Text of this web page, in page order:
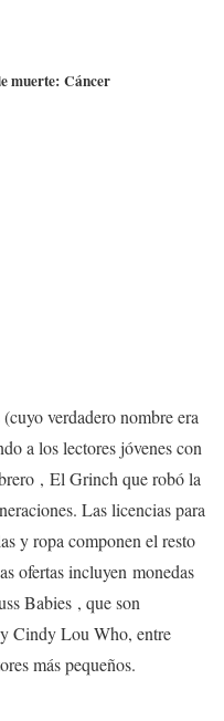
muerte: Cáncer
verdadero nombre era
a los lectores jóvenes con
, El Grinch que robó la
Las licencias para
y ropa componen el resto
ofertas incluyen monedas
Babies , que son
Cindy Lou Who, entre
más pequeños.